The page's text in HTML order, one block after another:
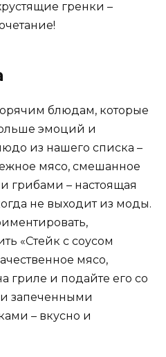
гренки –
блюдам, которые
эмоций и
из нашего списка –
мясо, смешанное
грибами – настоящая
не выходит из моды.
«Стейк с соусом
мясо,
гриле и подайте его со
запеченными
– вкусно и